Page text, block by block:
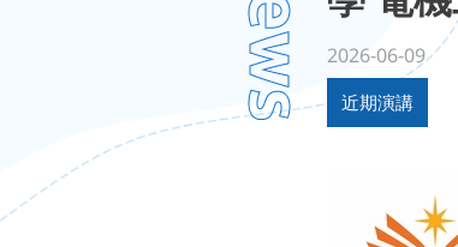
2026-06-09
近期演講